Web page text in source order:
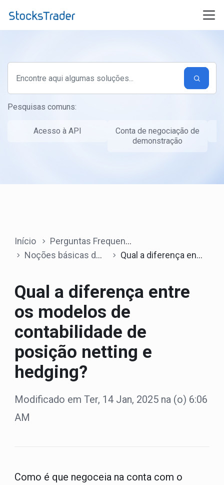
Pesquisas comuns:
Acesso à API
Conta de negociação de
demonstração
Início
Perguntas Frequentes
Noções básicas de trading
Qual a diferença entre os modelos de contabilidade de posição netting e hedging?
Qual a diferença entre
os modelos de
contabilidade de
posição netting e
hedging?
Modificado em Ter, 14 Jan, 2025 na (o) 6:06
AM
Como é que negoceia na conta com o